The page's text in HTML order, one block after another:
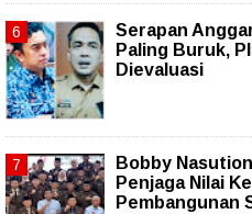
Serapan
Paling Buruk,
Dievaluasi
Bobby
Penjaga Nilai
Pembangunan